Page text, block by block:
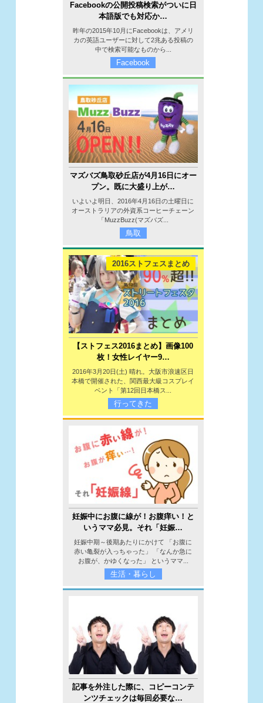
Facebookの公開投稿検索がついに日
本語版でも対応か…
昨年の2015年10月にFacebookは、アメリ
カの英語ユーザーに対して2兆ある投稿の
中で検索可能なものから...
Facebook
マズバズ鳥取砂丘店が4月16日にオー
プン。既に大盛り上が…
いよいよ明日、2016年4月16日の土曜日に
オーストラリアの外資系コーヒーチェーン
「MuzzBuzz(マズバズ...
鳥取
2016ストフェスまとめ
【ストフェス2016まとめ】画像100
枚！女性レイヤー9…
2016年3月20日(土) 晴れ。大阪市浪速区日
本橋で開催された、関西最大級コスプレイ
ベント「第12回日本橋ス...
行ってきた
妊娠中にお腹に線が！お腹痒い！と
いうママ必見。それ「妊娠…
妊娠中期～後期あたりにかけて 「お腹に
赤い亀裂が入っちゃった」 「なんか急に
お腹が、かゆくなった」 というママ...
生活・暮らし
記事を外注した際に、コピーコンテ
ンツチェックは毎回必要な…